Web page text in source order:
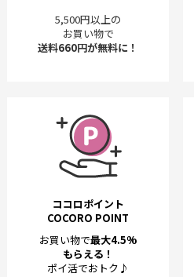
5,500円以上の
お買い物で
送料660円が無料に！
ココロポイント
COCORO POINT
お買い物で最大4.5%
もらえる！
ポイ活でおトク♪